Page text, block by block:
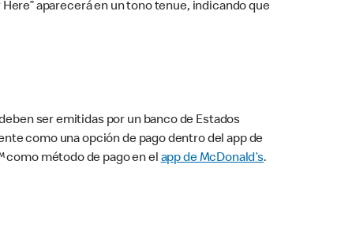
aparecerá en un tono tenue, indicando que
ser emitidas por un banco de Estados
como una opción de pago dentro del app de
como método de pago en elapp de McDonald’s.